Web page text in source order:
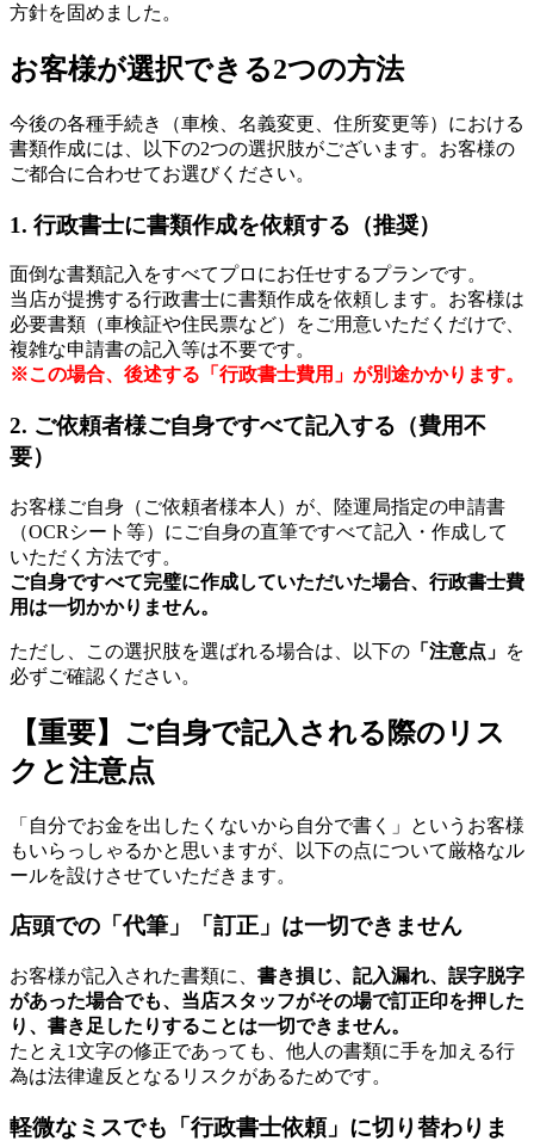
方針を固めました。
お客様が選択できる2つの方法
今後の各種手続き（車検、名義変更、住所変更等）における
書類作成には、以下の2つの選択肢がございます。お客様の
ご都合に合わせてお選びください。
1. 行政書士に書類作成を依頼する（推奨）
面倒な書類記入をすべてプロにお任せするプランです。
当店が提携する行政書士に書類作成を依頼します。お客様は
必要書類（車検証や住民票など）をご用意いただくだけで、
複雑な申請書の記入等は不要です。
※この場合、後述する「行政書士費用」が別途かかります。
2. ご依頼者様ご自身ですべて記入する（費用不
要）
お客様ご自身（ご依頼者様本人）が、陸運局指定の申請書
（OCRシート等）にご自身の直筆ですべて記入・作成して
いただく方法です。
ご自身ですべて完璧に作成していただいた場合、行政書士費
用は一切かかりません。
ただし、この選択肢を選ばれる場合は、以下の 「注意点」 を
必ずご確認ください。
【重要】ご自身で記入される際のリス
クと注意点
「自分でお金を出したくないから自分で書く」というお客様
もいらっしゃるかと思いますが、以下の点について厳格なル
ールを設けさせていただきます。
店頭での「代筆」「訂正」は一切できません
お客様が記入された書類に、 書き損じ、記入漏れ、誤字脱字
があった場合でも、当店スタッフがその場で訂正印を押した
り、書き足したりすることは一切できません。
たとえ1文字の修正であっても、他人の書類に手を加える行
為は法律違反となるリスクがあるためです。
軽微なミスでも「行政書士依頼」に切り替わりま